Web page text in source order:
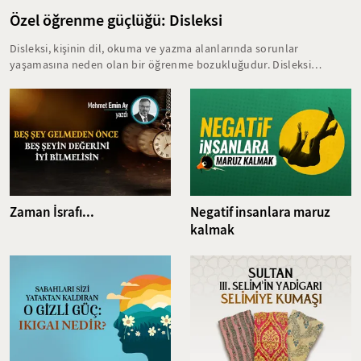
Özel öğrenme güçlüğü: Disleksi
Disleksi, kişinin dil, okuma ve yazma alanlarında sorunlar
yaşamasına neden olan bir öğrenme bozukluğudur. Disleksi
Bu öğrenme bozukluğunun erken yaşta teşhis edilmesi ve kişiye
özel doğru tedavi yöntemlerine başlanması akademik başarının
zarar görmesini büyük oranda engeller.
Zaman İsrafı...
Negatif insanlara maruz
kalmak